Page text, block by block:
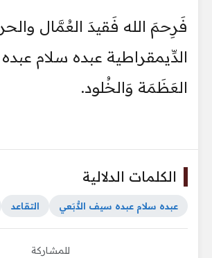
فَرِحمَ الله فَقيدَ العُمَّال
الدِّيمقراطية عبده سلام
العَظَمَة وَالخُلود.
الكلمات الدلالية
عبده سلام عبده سيف الدُّبَعي التقاعد
للمشاركة